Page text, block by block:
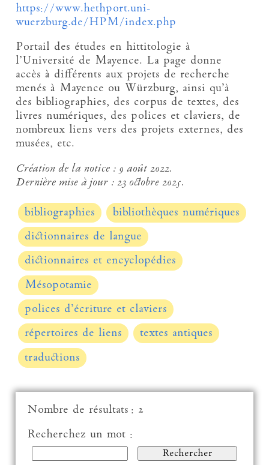
https://www.hethport.uni-
wuerzburg.de/HPM/index.php
Portail des études en hittitologie à
l’Université de Mayence. La page donne
accès à différents aux projets de recherche
menés à Mayence ou Würzburg, ainsi qu’à
des bibliographies, des corpus de textes, des
livres numériques, des polices et claviers, de
nombreux liens vers des projets externes, des
musées, etc.
Création de la notice : 9 août 2022.
Dernière mise à jour :23 octobre 2025.
bibliographies
bibliothèques numériques
dictionnaires de langue
dictionnaires et encyclopédies
Mésopotamie
polices d’écriture et claviers
répertoires de liens
textes antiques
traductions
Nombre de résultats : 2
Recherchez un mot :